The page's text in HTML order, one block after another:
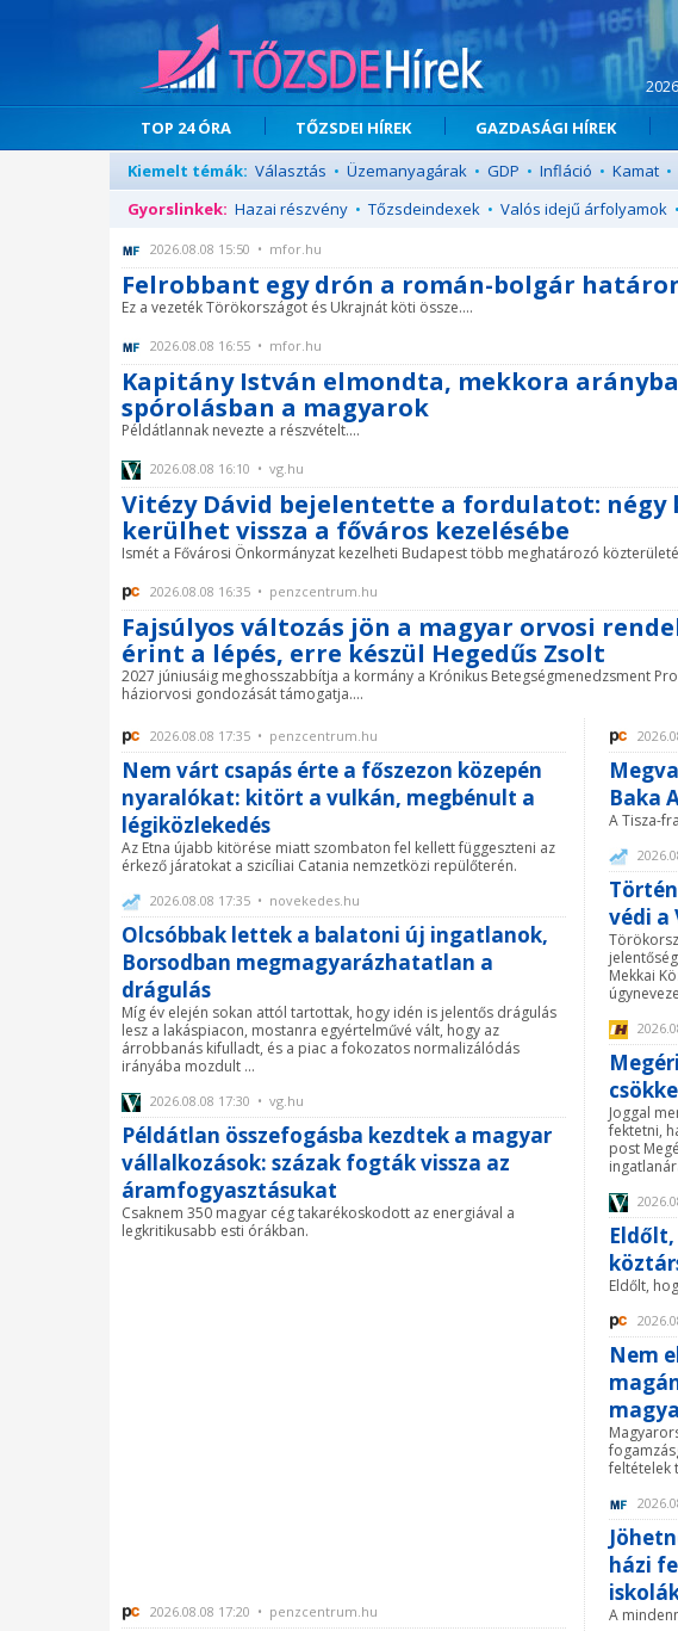
TOP 24 ÓRA TŐZSDEI HÍREK GAZDASÁGI HÍREK
Kiemelt témák: Választás • Üzemanyagárak • GDP • Infláció • Kamat •
Gyorslinkek: Hazai részvény • Tőzsdeindexek • Valós idejű árfolyamok •
2026.08.08 15:50 • mfor.hu
Felrobbant egy drón a román-bolgár
Ez a vezeték Törökországot és Ukrajnát köti össze....
2026.08.08 16:55 • mfor.hu
Kapitány István elmondta, mekkora
spórolásban a magyarok
Példátlannak nevezte a részvételt....
2026.08.08 16:10 • vg.hu
Vitézy Dávid bejelentette a fordulatot:
kerülhet vissza a főváros kezelésébe
Ismét a Fővárosi Önkormányzat kezelheti Budapest több meghatározó
2026.08.08 16:35 • penzcentrum.hu
Fajsúlyos változás jön a magyar orvosi
érint a lépés, erre készül Hegedűs Zsolt
2027 júniusáig meghosszabbítja a kormány a Krónikus Betegségmenedzsment
háziorvosi gondozását támogatja....
2026.08.08 17:35 • penzcentrum.hu
Nem várt csapás érte a főszezon közepén
nyaralókat: kitört a vulkán, megbénult a
légiközlekedés
Az Etna újabb kitörése miatt szombaton fel kellett függeszteni az
érkező járatokat a szicíliai Catania nemzetközi repülőterén.
2026.08.08 17:35 • novekedes.hu
Olcsóbbak lettek a balatoni új ingatlanok,
Borsodban megmagyarázhatatlan a
drágulás
Míg év elején sokan attól tartottak, hogy idén is jelentős drágulás
lesz a lakáspiacon, mostanra egyértelművé vált, hogy az
árrobbanás kifulladt, és a piac a fokozatos normalizálódás
irányába mozdult ...
2026.08.08 17:30 • vg.hu
Példátlan összefogásba kezdtek a magyar
vállalkozások: százak fogták vissza az
áramfogyasztásukat
Csaknem 350 magyar cég takarékoskodott az energiával a
legkritikusabb esti órákban.
2026.08.08 17:20 • penzcentrum.hu
Baka
A Tisza-
védi a
Mekkai
Joggal
fektetni,
post
Eldőlt,
Nem
feltételek
házi
A